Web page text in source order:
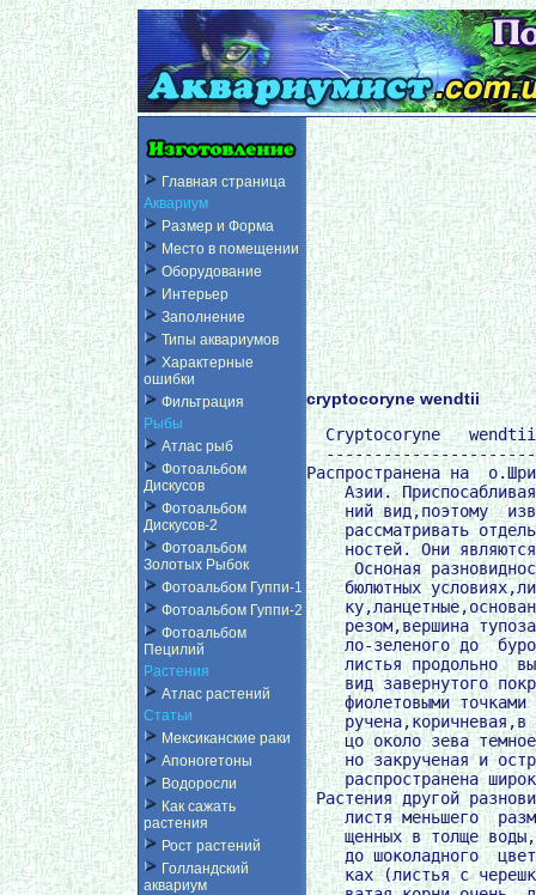
Главная страница
Аквариум
Размер и Форма
Место в помещении
Оборудование
Интерьер
Заполнение
Типы аквариумов
Характерные
ошибки
Фильтрация
Рыбы
Атлас рыб
Фотоальбом
Дискусов
Фотоальбом
Дискусов-2
Фотоальбом
Золотых Рыбок
Фотоальбом Гуппи-1
Фотоальбом Гуппи-2
Фотоальбом
Пецилий
Растения
Атлас растений
Статьи
Мексиканские раки
Апоногетоны
Водоросли
Как сажать
растения
Рост растений
Голландский
аквариум
cryptocoryne wendtii
Cryptocoryne   wendtii de Wit.
  -----------------------------
Распространена на  о.Шри-Ланка  и  в  других районах Юго-Восточной
    Азии. Приспосабливаясь к условиям среды,это растение меняло свой внеш-
    ний вид,поэтому  известно несколько его разновидностей,которые следует
    рассматривать отдельно.  В настоящеее время  известно  пять  разновид-
    ностей. Они являются типичными тропическими болотными растениями.
     Осноная разновидность достигает 20см высоты.У растения,выращенного  в
    бюлютных условиях,листья до 12см длиной и 2см шириной собраны в розет-
    ку,ланцетные,основание их закруглено или с неглубоким сердцевидным вы-
    резом,вершина тупозаостренная,края  немного  волнистые,цвет  от  свет-
    ло-зеленого до  буро-зеленого.Подводное  растение  имеет более бледные
    листья продольно  вытянутой формы.Наибольшая высота -15см.Цветок имеет
    вид завернутого покрывала,у основания розовато-лиловый,трубка белая  с
    фиолетовыми точками и штрихами,пластина покрывала более или менее зак-
    ручена,коричневая,в верхней,расширяющейся части,пурпурного цвета,коль-
    цо около зева темное,внутри с узким проходом.Вершина лепестка спираль-
    но закрученая и острая.У аквариумистов эта разновидность  криптокорины
    распространена широко.
 Растения другой разновидности  в  напогруженном  состоянии  несут
    листя меньшего  размера,приятного коричневого цвета,а у растений,выра-
    щенных в толще воды,листья слегка продольно удлиненные,от  коричневого
    до шоколадного  цвета,широколанцетные,сидят на упругих коротких череш-
    ках (листья с черешками достигают 10см высоты).Корневая система мочко-
    ватая,корни очень  длинные,шнуровидные.Аквариумисты очень долго непра-
    вильно называли эту разновидность  кр.верштега.Растение  пригодно  для
    содержания в  аквариуме  с  низким  уровнем воды на переднем плане.Его
    можнокультивировать как в толще воды,так и в болотных условиях.
 Разновиность Cr.wendtii  angustifolia  ,была  обнаружена  на о-ве
    Шри-Ланка.В болотных    условиях    растение    образует     ланцетные
    листья,расположенные на  черешках почти горизонтально,от ярко-зеленого
    до сине=зеленого цвета,основание их овальное,редко сердцевидное,верши-
    на тупозаостренная,черешки примерно равные длине пластин.
       Разновидность Cr.wendtii minima значительно меньше других,листья  с
    черешками достигают у нее не более 8см высоты,собраны в плотную розет-
    ку,узколанцетные,от темно-зеленого до зелено-коричневого цвета ,иногда
    с пурпурными  полосками,с  нижней  стороны  пурпурные,по  краям  водл-
    нистые.Растентение,выращенное в толще воды,сохраняет окраску,причем на
    верхней стороне листьев часито образуется золотой оттенок.Эти растения
    рекомендуется содержать в аквариуме с низким уровнем воды и,если их не
    трогать,они со  временем  образуют  густые  заросли.Все  перечисленные
    растения хорошо растут и размножаются в  погруженном  и  непогруженном
    состоянии и в любое время могут быть безболезненно переведены из одной
    среды в другую.Если их выращивать в болотных  словиях  при  тепературе
    воды и воздуха 25-28*С и умеренном освещении ,они могут цвести ,однако
    семенное размножение у нихзатруднено,обильно размножаются лишь грунто-
    выми побегами.Все  разновидости ценятся аквариумистами,так как декора-
    тивны и легко культивируются.

   Жданов В.С. "Аквариумные растения" Москва,1987г.стр.174.


 Cryptocoryne wendtii.
       -------------------------
     Семейство ароидные  - Araceae.Родина - остров Шри-Ланка.В настоящее-
   время в культуре встречаются четыре основные формы этого растения,раз-
   личающиеся окраской  и  формой  листьев.Надо  отметить,что  внешний вид
   криптокорины может сильно изменяться в зависимости от условий  содержа-
   ния.Наиболее распространена   у   аквариумистов   Cryptocoryne  wendtii
   wendtii c продолговатыми листьями темно-зеленого или оливкового цвета и
   Cryptocoryne wendtii  rubella  (коричневая  Вендта) с более удлиненными
   листьями коричневого цвета.Этот вид  очень  популярен  у  аквариумистов
   благодаря своим  высоким декоративным качествам и хорошей приспособляе-
   мости к различным условиям к различным условиям обитания.При  оптималь-
   ных условиях высота куста достигает 25-30см.Растение образует неплотные
   заросли.Содержать его можно в небольшом аквариуме,но тогда криптокорина
   имеет небольшие  размеры.Размещатьее  лучше  на  среднем плане аквариу-
   ма,ближе к переднему стеклу.Под водой растет равномерно в течение всего
   года.
   К температурным условиям криптокорина нетребовательна,но больше для нее
   подходит тропический  аквариум.Оптимальная  температура воды 24-28 гра-
   дусов.Удовлетворительно себя чувствует растение и при более низкой тем-
   пературе,20-22 градуса,но тогда его рост замедляется.Для этой криптоко-
   рины больше подходит вода средней  жесткости,9-16  немецких  градусов.В
   мягкой воде  при  значительных  колебаниях рН,Криптокорина вендта часто
   сбрасывает листья,хотя она значительно меньше подвержена  криптокорино-
   вой болезни,чем другие представители рода.Во всяком случае,лучше не со-
   держать это растение в очень мягкой воде (жесткость  ниже  4  нем.  гра-
   дусов).Активная реакция  большого  значения  не  имеет,она может быть и
   слабокислой и слабощелочной.Криптокорина  неплохо  растет  как  в  све-
   жей,так и в старой воде.Регулярная подмена воды для не необязательна.
К условиям освещения растение нетребовательно.Оно  может  расти  в
   аквариуме с очень скудным освещением и в тени крупных растений,образую-
   щих плотный куст.Надо отметить,что окраска листьев при плохом освещении
   меняется очень  незначительно.Для  освещения  подходит и естественный,и
   искусственный свет.От прямых  солнечных  лучей  растение  надо  прикры-
   вать.Предпочтителен рассеянный   дневной   свет.В   качестве  источника
   искусственного света лучше применять люминесцентные лампы типа  ЛБ  или
   лампы накаливания.При использовании люминесцентных ламп типа ЛД их сле-
   дует комбинировать  с  лампами  накаливания.Вполне   удовлетворительные
   условия освещения  создаются при мощности люминесцентных ламп 0,3 вт на
   1л воды.Продолжительность светового дня должна быть не менее 12 часов.
Немаловажное значение для хорошего роста криптокорины имеет харак-
   тер грунта.Он должен быть хорошо заиленным.В новый  грунт  лучше  всего
   вносить дополнительную  подкормку,состоящую из глины,торфа и угля,аква-
   риумного ила.Характер субстрата также важен :для него следует использо-
   вать крупный  речной  песок,можно  в  смеси с мелкой галькой.В субстра-
   те,состоящем из крупных частиц,растение  образует  пасынки  на  близком
   расстоянии от  материнского  куста,в результате чего страдает как мате-
   ринское растение,которому не достает питательных веществ,так  и  пасын-
   ки,подавляемые материнским   растением.Криптокорина  развивает  сильную
   корневую систему,поэтому для нее требуется слой грунта толщиной не  ме-
   нее 5 см.
Минеральная подкормка для криптокорины Вендта  не  обязательна.По-
   лезно дважды  в месяц вносить в воду аквариума небольшие дозы микроэле-
   ментов-по 0,1 мг меди,марганца,бора,молибдена на 1  л  воды.Не  следует
   забывать о двухвалентном железе,добавки которого в тойже дозе очень по-
   лезны растению.
Размножают